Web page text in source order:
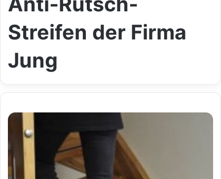
Streifen der Firma
Jung